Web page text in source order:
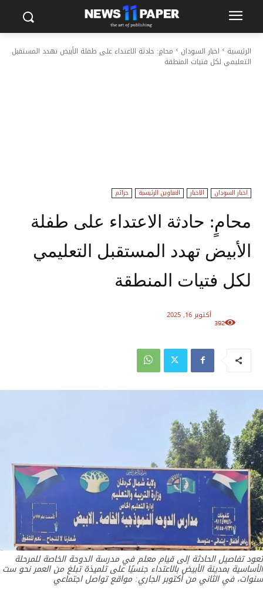
الرئيسية اخبار السودان
محامٍ: حادثة الاعتداء على طفلة الأبيض تهدد المستقبل
التعليمي لكل فتيات المنطقة
اخبار السودان الاخبار العناوين الرئيسية جرائم
محامٍ: حادثة الاعتداء على طفلة
الأبيض تهدد المستقبل التعليمي
لكل فتيات المنطقة
أكتوبر 16, 2025
392
تعود تفاصيل الحادثة إلى قيام معلم في مدرسة الدوحة الخاصة للمرحلة
الأساسية بمدينة الأبيض بالاعتداء جنسيًا على تلميذة تبلغ من العمر نحو ست
سنوات، في الثاني من أكتوبر الجاري: مواقع تواصل اجتماعي